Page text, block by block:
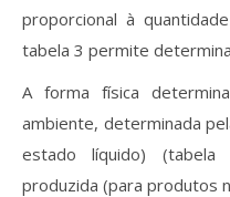
proporcional à
tabela 3 permite
A forma física
ambiente, determinada
estado líquido)
produzida (para produtos